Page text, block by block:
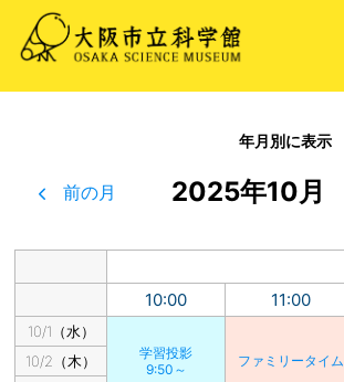
年月別に表示
前の月 2025年10月
10:00 11:00
10/1（水）
学習投影
9:50～
ファミリータイム
10/2（木）